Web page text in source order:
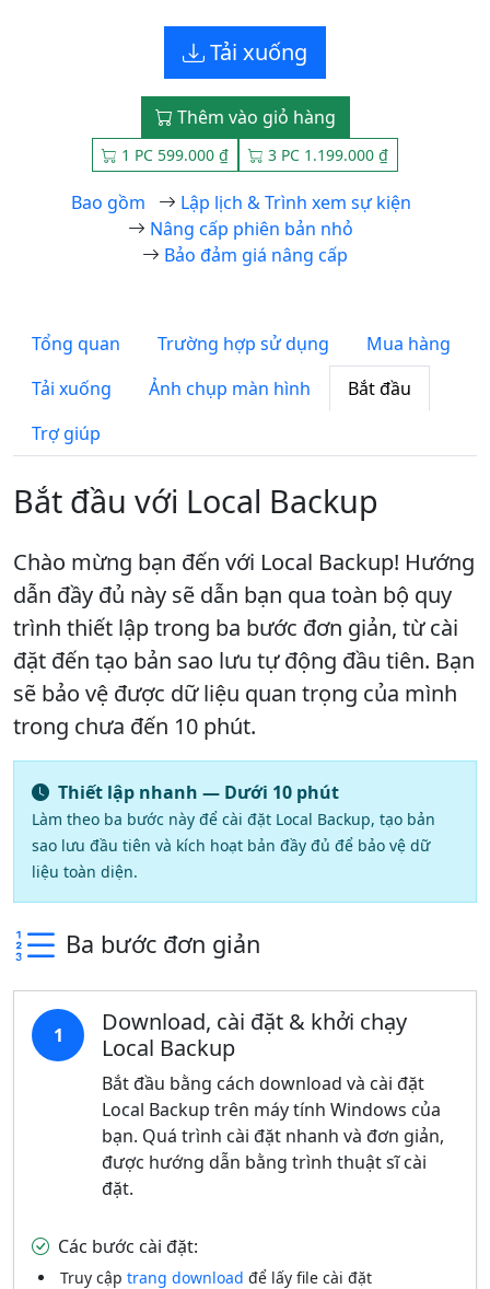
Tải xuống
Thêm vào giỏ hàng
1 PC 599.000 ₫ 3 PC 1.199.000 ₫
Bao gồm
Lập lịch & Trình xem sự kiện
Nâng cấp phiên bản nhỏ
Bảo đảm giá nâng cấp
Tổng quan Trường hợp sử dụng
Mua hàng
Tải xuống
Ảnh chụp màn hình
Bắt đầu
Trợ giúp
Bắt đầu với Local Backup
Chào mừng bạn đến với Local Backup! Hướng
dẫn đầy đủ này sẽ dẫn bạn qua toàn bộ quy
trình thiết lập trong ba bước đơn giản, từ cài
đặt đến tạo bản sao lưu tự động đầu tiên. Bạn
sẽ bảo vệ được dữ liệu quan trọng của mình
trong chưa đến 10 phút.
Thiết lập nhanh — Dưới 10 phút
Làm theo ba bước này để cài đặt Local Backup, tạo bản
sao lưu đầu tiên và kích hoạt bản đầy đủ để bảo vệ dữ
liệu toàn diện.
Ba bước đơn giản
1
Download, cài đặt & khởi chạy
Local Backup
Bắt đầu bằng cách download và cài đặt
Local Backup trên máy tính Windows của
bạn. Quá trình cài đặt nhanh và đơn giản,
được hướng dẫn bằng trình thuật sĩ cài
đặt.
Các bước cài đặt:
Truy cập trang download để lấy file cài đặt